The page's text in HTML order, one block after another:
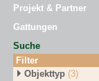
Projekt & Partner
Gattungen
Suche
Filter
Objekttyp (3)